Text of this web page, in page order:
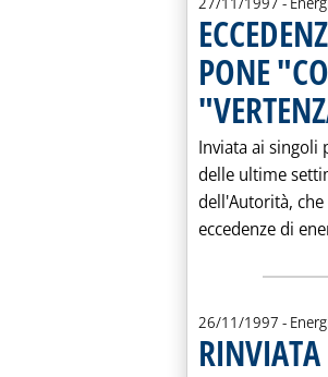
PONE
Inviata ai
delle ultime
dell'Autorità,
eccedenze di
26/11/1997 -